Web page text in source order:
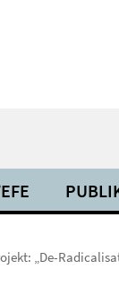
„De-